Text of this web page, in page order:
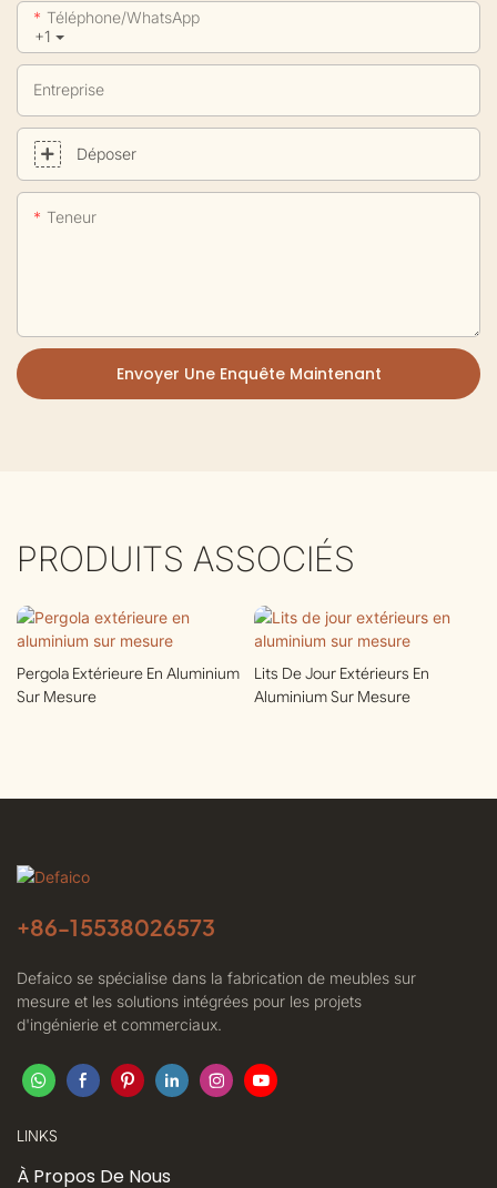
+1
Téléphone/WhatsApp
Entreprise
Déposer
Teneur
Envoyer Une Enquête Maintenant
PRODUITS ASSOCIÉS
Pergola Extérieure En Aluminium
Sur Mesure
Lits De Jour Extérieurs En
Aluminium Sur Mesure
+86-15538026573
Defaico se spécialise dans la fabrication de meubles sur
mesure et les solutions intégrées pour les projets
d'ingénierie et commerciaux.
LINKS
À Propos De Nous